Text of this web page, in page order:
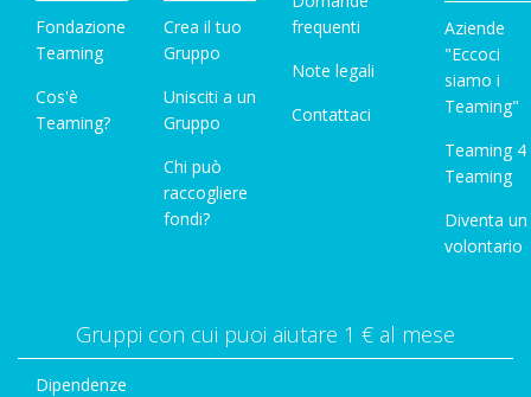
Fondazione
Teaming
Cos'è
Teaming?
Crea il tuo
Gruppo
Unisciti a un
Gruppo
Chi può
raccogliere
fondi?
frequenti
Note legali
Contattaci
Aziende
"Eccoci
siamo i
Teaming"
Teaming 4
Teaming
Diventa un
volontario
Gruppi con cui puoi aiutare 1 € al mese
Dipendenze